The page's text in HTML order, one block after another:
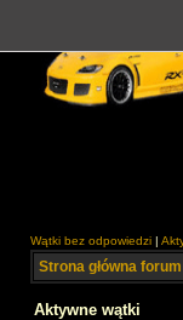
Wątki bez odpowiedzi |
Strona główna forum
Aktywne wątki